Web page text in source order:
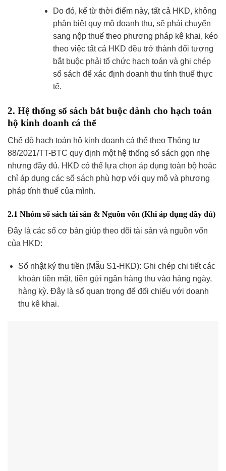
Do đó, kể từ thời điểm này, tất cả HKD, không
phân biệt quy mô doanh thu, sẽ phải chuyển
sang nộp thuế theo phương pháp kê khai, kéo
theo việc tất cả HKD đều trở thành đối tượng
bắt buộc phải tổ chức hạch toán và ghi chép
sổ sách để xác định doanh thu tính thuế thực
tế.
2. Hệ thống sổ sách bắt buộc dành cho hạch toán
hộ kinh doanh cá thể
Chế độ hạch toán hộ kinh doanh cá thể theo Thông tư
88/2021/TT-BTC quy định một hệ thống sổ sách gọn nhẹ
nhưng đầy đủ. HKD có thể lựa chọn áp dụng toàn bộ hoặc
chỉ áp dụng các sổ sách phù hợp với quy mô và phương
pháp tính thuế của mình.
2.1 Nhóm sổ sách tài sản & Nguồn vốn (Khi áp dụng đầy đủ)
Đây là các sổ cơ bản giúp theo dõi tài sản và nguồn vốn
của HKD:
Sổ nhật ký thu tiền (Mẫu S1-HKD): Ghi chép chi tiết các
khoản tiền mặt, tiền gửi ngân hàng thu vào hàng ngày,
hàng kỳ. Đây là sổ quan trọng để đối chiếu với doanh
thu kê khai.